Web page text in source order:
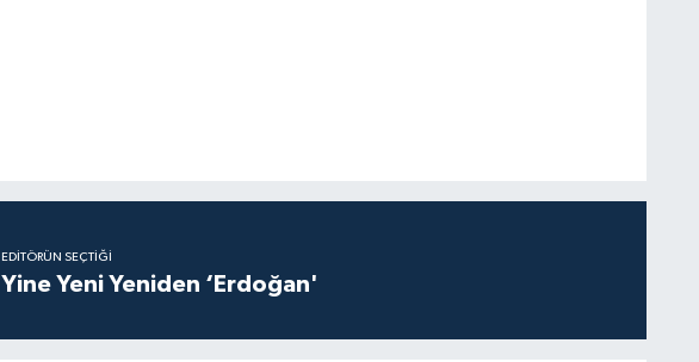
EDITÖRÜN SEÇTIĞI
Yine Yeni Yeniden ‘Erdoğan'